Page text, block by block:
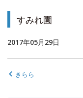
すみれ園
2017年05月29日
きらら